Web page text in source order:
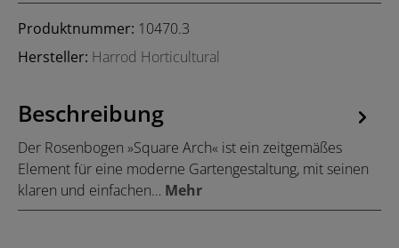
Produktnummer: 10470.3
Hersteller: Harrod Horticultural
Beschreibung
Der Rosenbogen »Square Arch« ist ein zeitgemäßes
Element für eine moderne Gartengestaltung, mit seinen
klaren und einfachen… Mehr